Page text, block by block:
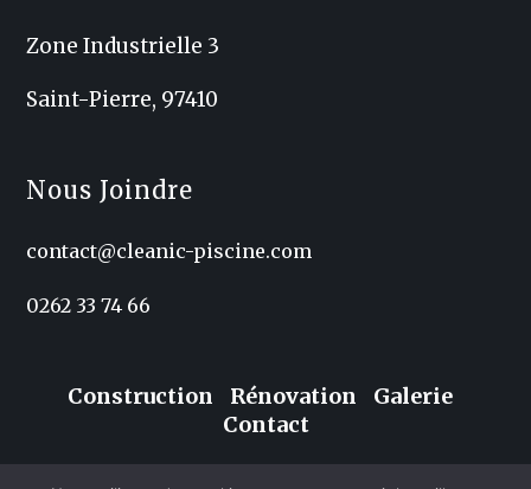
Zone Industrielle 3
Saint-Pierre, 97410
Nous Joindre
contact@cleanic-piscine.com
0262 33 74 66
Construction Rénovation
Galerie
Contact